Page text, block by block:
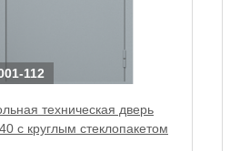
112
техническая дверь
с круглым стеклопакетом